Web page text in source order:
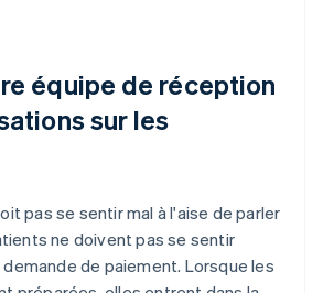
équipe de réception
sur les
pas se sentir mal à l'aise de parler
ne doivent pas se sentir
de paiement. Lorsque les